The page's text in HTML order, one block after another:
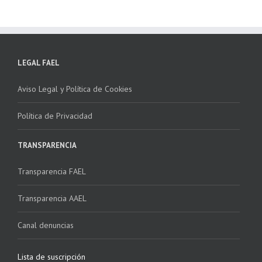
LEGAL FAEL
Aviso Legal y Política de Cookies
Política de Privacidad
TRANSPARENCIA
Transparencia FAEL
Transparencia AAEL
Canal denuncias
Lista de suscripción